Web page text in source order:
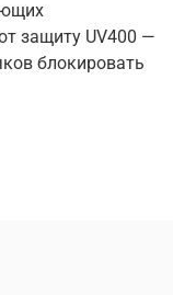
защиту UV400 —
блокировать